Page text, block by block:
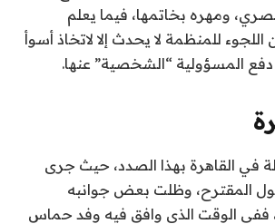
ومهره بخاتمها، فيما يعلم
اللجوء للمنظمة لا يحدث إلا لاتخاذ أسوأ
المسؤولية “الشخصية” عنها.
في القاهرة بهذا الصدد، حيث جرى
المقترح، وظلت بعض جوانبه
ففي الوقت الذي وافق فيه وفد حماس